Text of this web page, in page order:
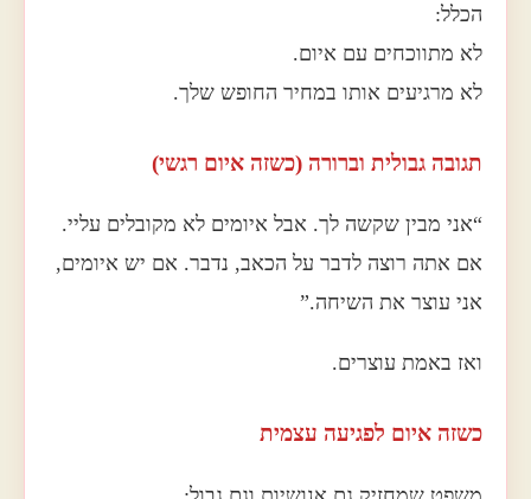
הכלל:
לא מתווכחים עם איום.
לא מרגיעים אותו במחיר החופש שלך.
תגובה גבולית וברורה (כשזה איום רגשי)
“אני מבין שקשה לך. אבל איומים לא מקובלים עליי.
אם אתה רוצה לדבר על הכאב, נדבר. אם יש איומים,
אני עוצר את השיחה.”
ואז באמת עוצרים.
כשזה איום לפגיעה עצמית